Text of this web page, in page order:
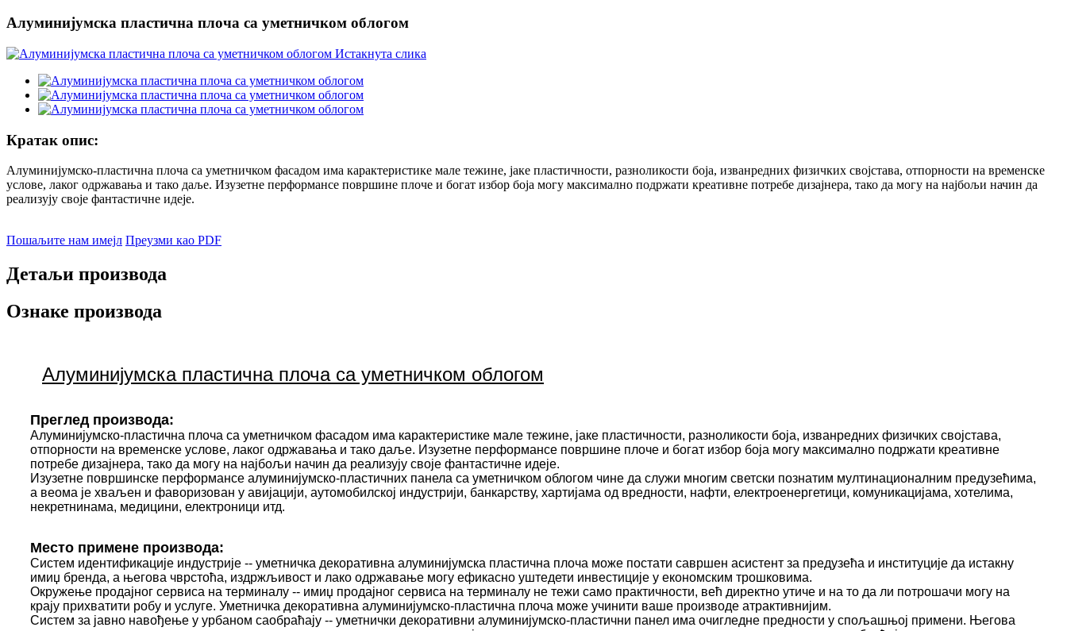
Алуминијумска пластична плоча са уметничком облогом
Кратак опис:
Алуминијумско-пластична плоча са уметничком фасадом има карактеристике мале тежине, јаке пластичности, разноликости боја, изванредних физичких својстава, отпорности на временске
услове, лаког одржавања и тако даље. Изузетне перформансе површине плоче и богат избор боја могу максимално подржати креативне потребе дизајнера, тако да могу на најбољи начин да
реализују своје фантастичне идеје.
Пошаљите нам имејл Преузми као PDF
Детаљи производа
Ознаке производа
Алуминијумска пластична плоча са уметничком облогом
Преглед производа:
Алуминијумско-пластична плоча са уметничком фасадом има карактеристике мале тежине, јаке пластичности, разноликости боја, изванредних физичких својстава,
отпорности на временске услове, лаког одржавања и тако даље. Изузетне перформансе површине плоче и богат избор боја могу максимално подржати креативне
потребе дизајнера, тако да могу на најбољи начин да реализују своје фантастичне идеје.
Изузетне површинске перформансе алуминијумско-пластичних панела са уметничком облогом чине да служи многим светски познатим мултинационалним предузећима,
а веома је хваљен и фаворизован у авијацији, аутомобилској индустрији, банкарству, хартијама од вредности, нафти, електроенергетици, комуникацијама, хотелима,
некретнинама, медицини, електроници итд.
Место примене производа:
Систем идентификације индустрије -- уметничка декоративна алуминијумска пластична плоча може постати савршен асистент за предузећа и институције да истакну
имиџ бренда, а његова чврстоћа, издржљивост и лако одржавање могу ефикасно уштедети инвестиције у економским трошковима.
Окружење продајног сервиса на терминалу -- имиџ продајног сервиса на терминалу не тежи само практичности, већ директно утиче и на то да ли потрошачи могу на
крају прихватити робу и услуге. Уметничка декоративна алуминијумско-пластична плоча може учинити ваше производе атрактивнијим.
Систем за јавно навођење у урбаном саобраћају -- уметнички декоративни алуминијумско-пластични панел има очигледне предности у спољашњој примени. Његова